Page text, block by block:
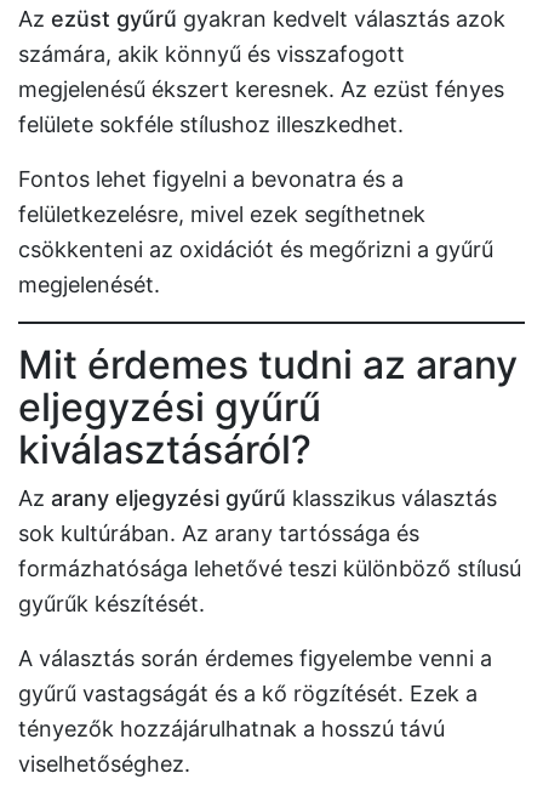
Az ezüst gyűrű gyakran kedvelt választás azok
számára, akik könnyű és visszafogott
megjelenésű ékszert keresnek. Az ezüst fényes
felülete sokféle stílushoz illeszkedhet.
Fontos lehet figyelni a bevonatra és a
felületkezelésre, mivel ezek segíthetnek
csökkenteni az oxidációt és megőrizni a gyűrű
megjelenését.
Mit érdemes tudni az arany
eljegyzési gyűrű
kiválasztásáról?
Az arany eljegyzési gyűrű klasszikus választás
sok kultúrában. Az arany tartóssága és
formázhatósága lehetővé teszi különböző stílusú
gyűrűk készítését.
A választás során érdemes figyelembe venni a
gyűrű vastagságát és a kő rögzítését. Ezek a
tényezők hozzájárulhatnak a hosszú távú
viselhetőséghez.